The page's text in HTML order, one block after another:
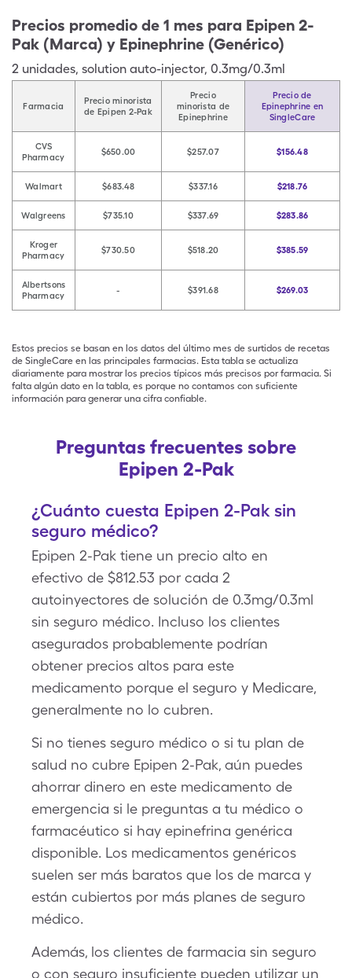
Precios promedio de 1 mes para Epipen 2-
Pak (Marca) y Epinephrine (Genérico)
2 unidades, solution auto-injector, 0.3mg/0.3ml
Farmacia
Precio minorista
de Epipen 2-Pak
Precio
minorista de
Epinephrine
Precio de
Epinephrine en
SingleCare
CVS
Pharmacy
$650.00 $257.07 $156.48
Walmart $683.48 $337.16 $218.76
Walgreens $735.10 $337.69 $283.86
Kroger
Pharmacy
$730.50 $518.20 $385.59
Albertsons
Pharmacy
- $391.68 $269.03
Estos precios se basan en los datos del último mes de surtidos de recetas
de SingleCare en las principales farmacias. Esta tabla se actualiza
diariamente para mostrar los precios típicos más precisos por farmacia. Si
falta algún dato en la tabla, es porque no contamos con suficiente
información para generar una cifra confiable.
Preguntas frecuentes sobre
Epipen 2-Pak
¿Cuánto cuesta Epipen 2-Pak sin
seguro médico?
Epipen 2-Pak tiene un precio alto en
efectivo de $812.53 por cada 2
autoinyectores de solución de 0.3mg/0.3ml
sin seguro médico. Incluso los clientes
asegurados probablemente podrían
obtener precios altos para este
medicamento porque el seguro y Medicare,
generalmente no lo cubren.
Si no tienes seguro médico o si tu plan de
salud no cubre Epipen 2-Pak, aún puedes
ahorrar dinero en este medicamento de
emergencia si le preguntas a tu médico o
farmacéutico si hay epinefrina genérica
disponible. Los medicamentos genéricos
suelen ser más baratos que los de marca y
están cubiertos por más planes de seguro
médico.
Además, los clientes de farmacia sin seguro
o con seguro insuficiente pueden utilizar un